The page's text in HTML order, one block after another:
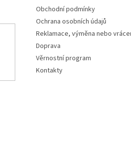
Obchodní podmínky
Ochrana osobních údajů
Reklamace, výměna nebo
Doprava
Věrnostní program
Kontakty